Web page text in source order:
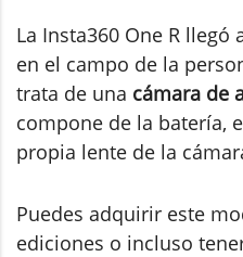
La Insta360 One R
en el campo de la
trata de una cámara de
compone de la batería,
propia lente de la
Puedes adquirir este
ediciones o incluso